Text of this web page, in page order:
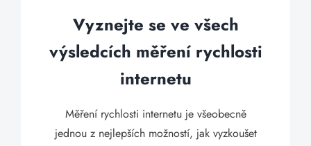
Vyznejte se ve všech
výsledcích měření rychlosti
internetu
Měření rychlosti internetu je všeobecně
jednou z nejlepších možností, jak vyzkoušet